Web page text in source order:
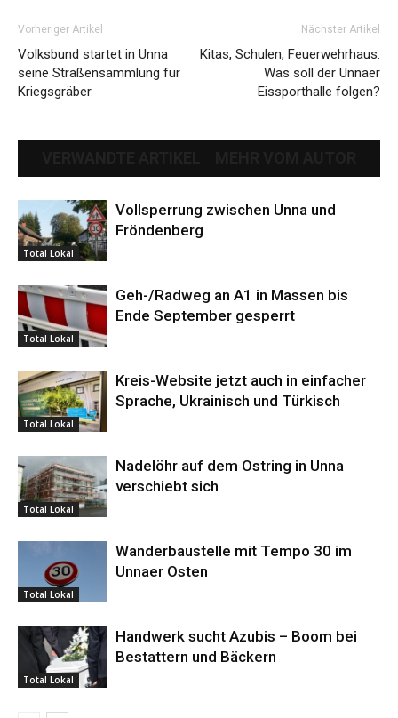
Vorheriger Artikel
Volksbund startet in Unna
seine Straßensammlung für
Kriegsgräber
Nächster Artikel
Kitas, Schulen, Feuerwehrhaus:
Was soll der Unnaer
Eissporthalle folgen?
Total Lokal
Vollsperrung zwischen Unna und
Fröndenberg
Total Lokal
Geh-/Radweg an A1 in Massen bis
Ende September gesperrt
Total Lokal
Kreis-Website jetzt auch in einfacher
Sprache, Ukrainisch und Türkisch
Total Lokal
Nadelöhr auf dem Ostring in Unna
verschiebt sich
Total Lokal
Wanderbaustelle mit Tempo 30 im
Unnaer Osten
Total Lokal
Handwerk sucht Azubis – Boom bei
Bestattern und Bäckern